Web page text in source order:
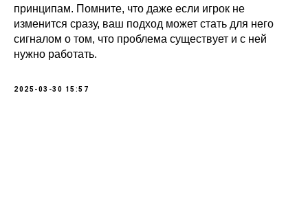
принципам. Помните, что даже если игрок не
изменится сразу, ваш подход может стать для него
сигналом о том, что проблема существует и с ней
нужно работать.
2025-03-30 15:57